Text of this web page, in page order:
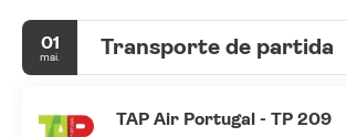
01
mai. Transporte de partida
TAP Air Portugal - TP 209